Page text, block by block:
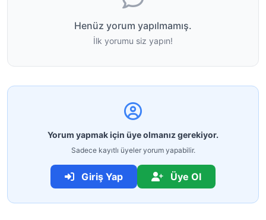
Henüz yorum yapılmamış.
İlk yorumu siz yapın!
Yorum yapmak için üye olmanız gerekiyor.
Sadece kayıtlı üyeler yorum yapabilir.
Giriş Yap Üye Ol